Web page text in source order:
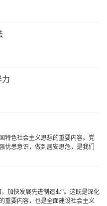
力
特色社会主义思想的重要内容。党
忧患意识，做到居安思危，是我们
总体国家安全观发表的一系列重
加快发展先进制造业”。这既是深化
重要内容，也是全面建设社会主义